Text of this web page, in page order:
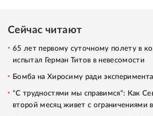
Сейчас читают
65 лет первому суточному полету в
испытал Герман Титов в невесомости
Бомба на Хиросиму ради эксперимента
"С трудностями мы справимся": Как
второй месяц живет с ограничениями